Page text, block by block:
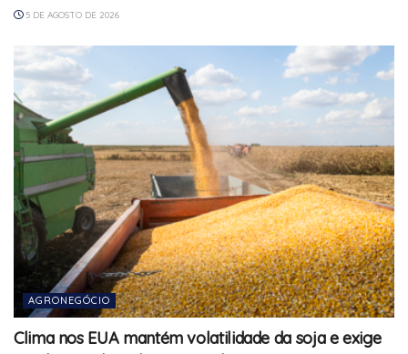
5 DE AGOSTO DE 2026
AGRONEGÓCIO
Clima nos EUA mantém volatilidade da soja e exige